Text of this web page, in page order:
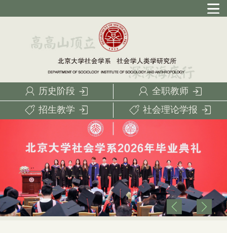
历史阶段
全职教师
招生教学
社会理论学报